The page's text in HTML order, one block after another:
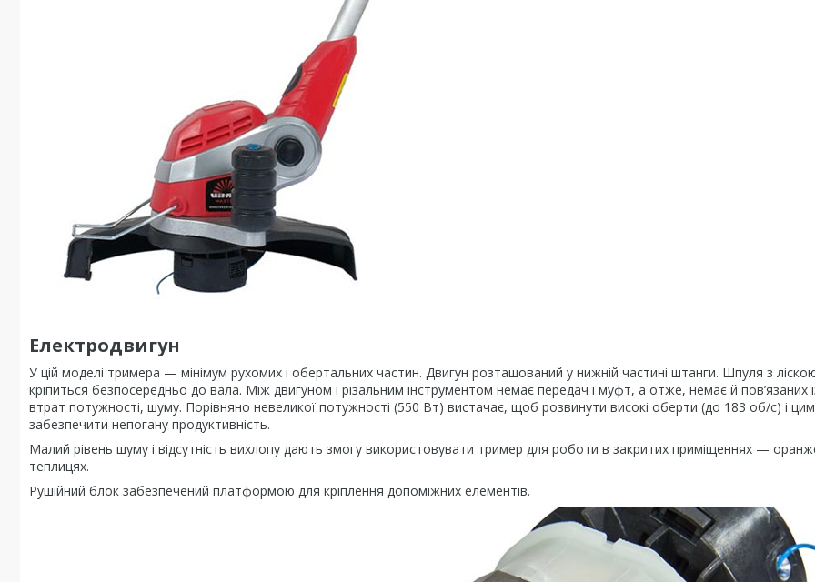
Електродвигун
У цій моделі тримера — мінімум рухомих і обертальних частин. Двигун розташований у нижній частині штанги. Шпуля з
кріпиться безпосередньо до вала. Між двигуном і різальним інструментом немає передач і муфт, а отже, немає й пов’язаних
втрат потужності, шуму. Порівняно невеликої потужності (550 Вт) вистачає, щоб розвинути високі оберти (до 183 об/с) і цим
забезпечити непогану продуктивність.
Малий рівень шуму і відсутність вихлопу дають змогу використовувати тример для роботи в закритих приміщеннях —
теплицях.
Рушійний блок забезпечений платформою для кріплення допоміжних елементів.